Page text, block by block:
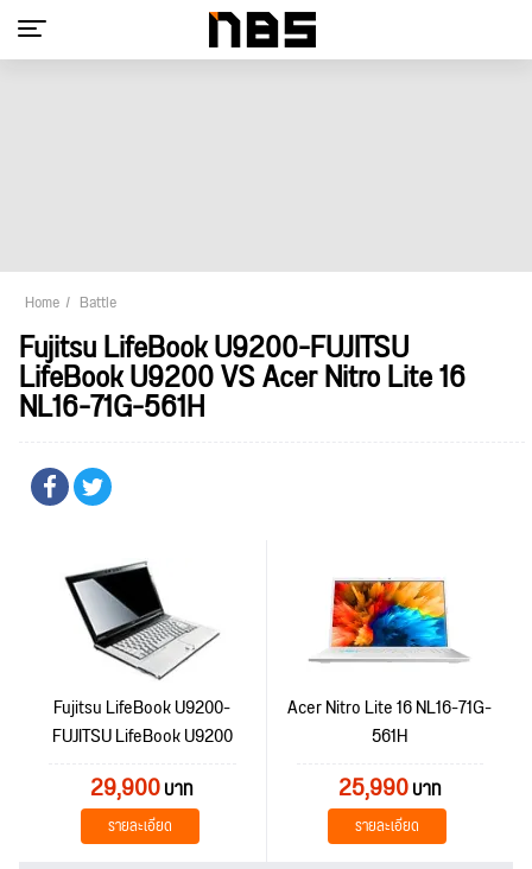
Home Battle
Fujitsu LifeBook U9200-FUJITSU
LifeBook U9200 VS Acer Nitro Lite 16
NL16-71G-561H
Fujitsu LifeBook U9200-
FUJITSU LifeBook U9200
29,900บาท
รายละเอียด
Acer Nitro Lite 16 NL16-71G-
561H
25,990บาท
รายละเอียด